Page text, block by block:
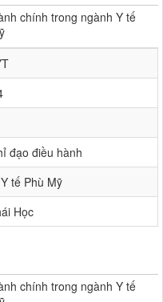
chính trong ngành Y tế
đạo điều hành
tế Phù Mỹ
Học
chính trong ngành Y tế